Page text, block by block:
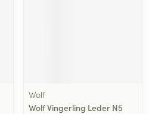
Wolf
Wolf Vingerling Leder N5